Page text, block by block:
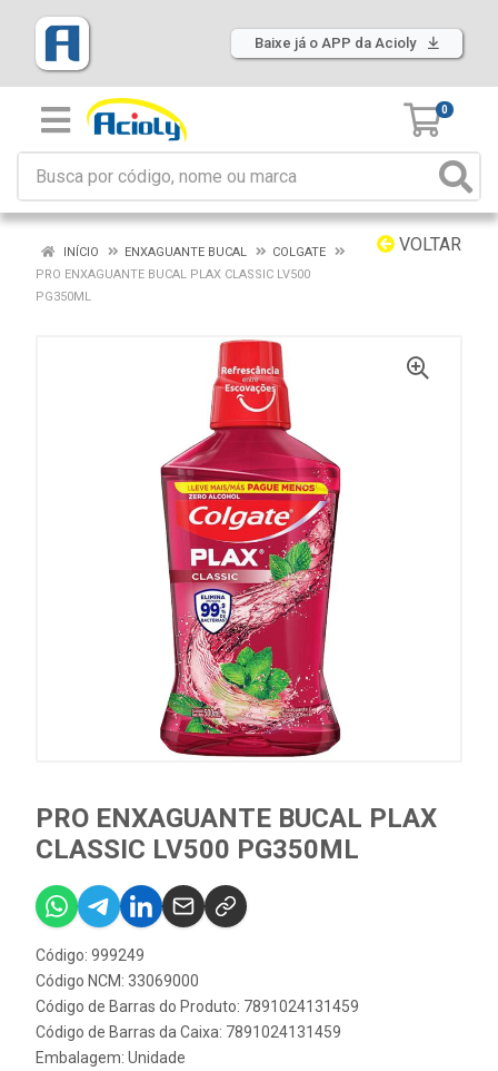
Baixe já o APP da Acioly
0
VOLTAR
INÍCIO ENXAGUANTE BUCAL
COLGATE
PRO ENXAGUANTE BUCAL PLAX CLASSIC LV500
PG350ML
PRO ENXAGUANTE BUCAL PLAX
CLASSIC LV500 PG350ML
Código: 999249
Código NCM: 33069000
Código de Barras do Produto: 7891024131459
Código de Barras da Caixa: 7891024131459
Embalagem: Unidade